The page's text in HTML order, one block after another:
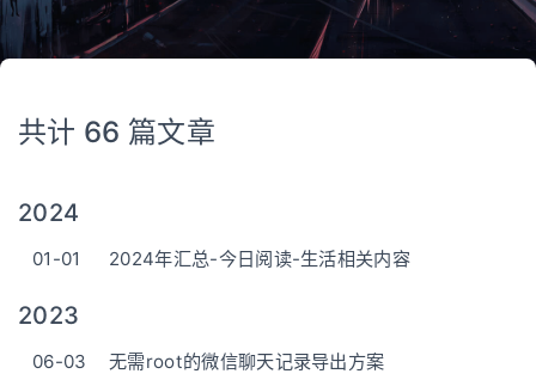
共计 66 篇文章
2024
01-01 2024年汇总-今日阅读-生活相关内容
2023
06-03
无需root的微信聊天记录导出方案